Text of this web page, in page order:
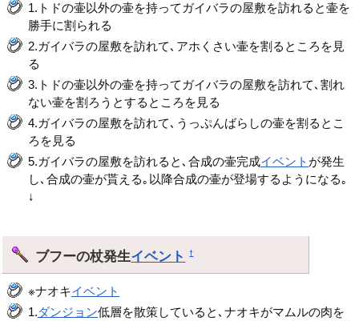
1.トドの壷以外の壷を持ってガイバラの屋敷を訪れると壷を
勝手に割られる
2.ガイバラの屋敷を訪れて､アホくさい壷を割るところを見
る
3.トドの壷以外の壷を持ってガイバラの屋敷を訪れて､割れ
ない壷を割ろうとするところを見る
4.ガイバラの屋敷を訪れて､うっぷんばらしの壷を割るとこ
ろを見る
5.ガイバラの屋敷を訪れると､合成の壷完成イベント が発生
し､合成の壷が貰える｡以降合成の壷が登場するようになる｡
↓
ブフーの杖発生イベント †
※ナオキイベント
1.ダンジョン低層を散策していると､ナオキがマムルの肉を